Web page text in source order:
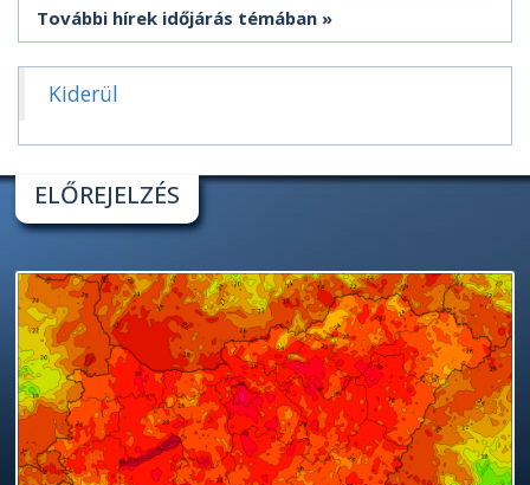
További hírek időjárás témában
Kiderül
ELŐREJELZÉS